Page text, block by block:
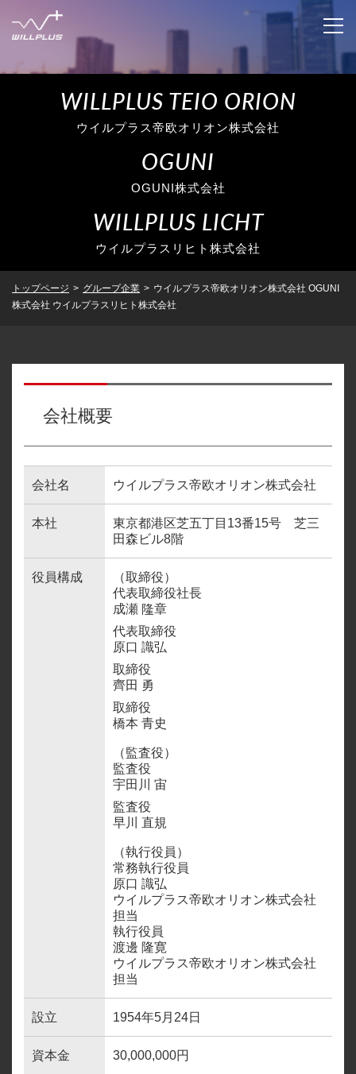
企業情報
会社概要
コーポレート・ガバナンス
株式情報
IRカレンダー
FAQ
ディスクロジャーポリシー
ニュースリリース
ニュースリリーストップ
適時開示
IR資料
サステナビリティ
グループ企業
ウイルプラスチェッカーモータース株式会社
ウイルプラスモトーレン株式会社
ウイルプラスモトーレン東京株式会社
ウイルプラス帝欧オリオン株式会社
OGUNI株式会社
ウイルプラスリヒト株式会社
ウイルプラスOGUNI株式会社
ウイルプラスエンハンス株式会社
お問い合わせ
及びM&Aに関するお問い合わせ
WILLPLUS TEIO ORION
ウイルプラス帝欧オリオン株式会社
OGUNI
OGUNI株式会社
WILLPLUS LICHT
ウイルプラスリヒト株式会社
トップページ > グループ企業 > ウイルプラス帝欧オリオン株式会社 OGUNI
株式会社 ウイルプラスリヒト株式会社
会社概要
会社名 ウイルプラス帝欧オリオン株式会社
本社
東京都港区芝五丁目13番15号 芝三
田森ビル8階
役員構成
（取締役）
代表取締役社長
成瀬 隆章
代表取締役
原口 識弘
取締役
齊田 勇
取締役
橋本 青史
（監査役）
監査役
宇田川 宙
監査役
早川 直規
（執行役員）
常務執行役員
原口 識弘
ウイルプラス帝欧オリオン株式会社
担当
執行役員
渡邊 隆寛
ウイルプラス帝欧オリオン株式会社
担当
設立 1954年5月24日
資本金 30,000,000円